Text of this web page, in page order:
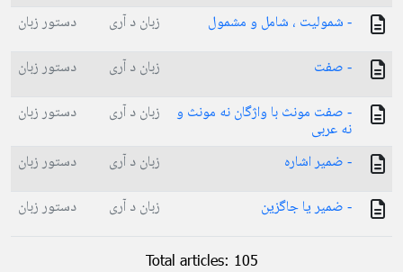
- شمولیت ، شامل و مشمول
زبان د آری
دستور زبان
- صفت
زبان د آری
دستور زبان
- صفت مونث با واژگان نه مونث و
نه عربی
زبان د آری دستور زبان
- ضمیر اشاره زبان د آری
دستور زبان
- ضمیر یا جاگزین
زبان د آری دستور زبان
Total articles: 105